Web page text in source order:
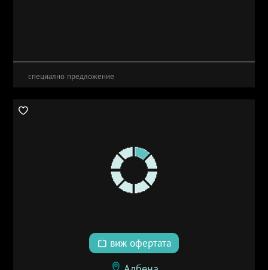
специално предложение
виж офертата